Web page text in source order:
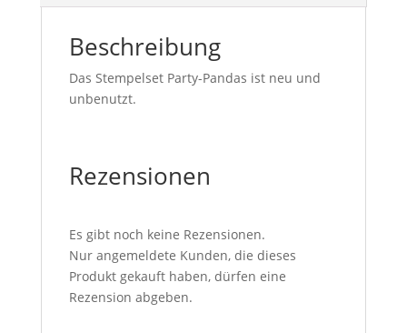
Beschreibung
Das Stempelset Party-Pandas ist neu und
unbenutzt.
Rezensionen
Es gibt noch keine Rezensionen.
Nur angemeldete Kunden, die dieses
Produkt gekauft haben, dürfen eine
Rezension abgeben.